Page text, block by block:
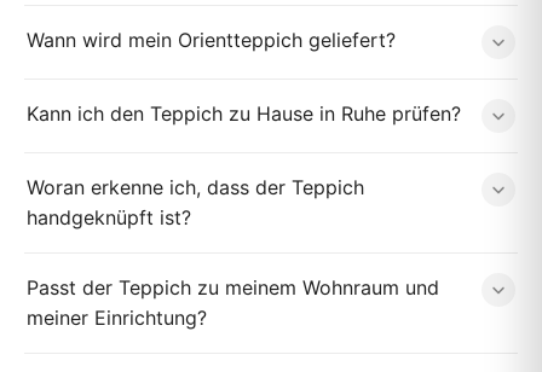
Wann wird mein Orientteppich geliefert?
Kann ich den Teppich zu Hause in Ruhe prüfen?
Woran erkenne ich, dass der Teppich
handgeknüpft ist?
Passt der Teppich zu meinem Wohnraum und
meiner Einrichtung?